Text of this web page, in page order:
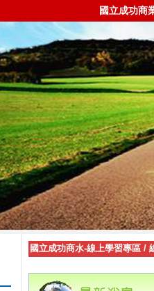
國立成功商
國立成功商水-線上學習專區 /